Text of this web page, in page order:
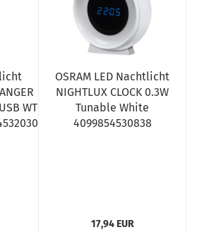
WT
OSRAM LED Nachtlicht
NIGHTLUX CLOCK 0.3W
Tunable White
4099854530838
17,94 EUR